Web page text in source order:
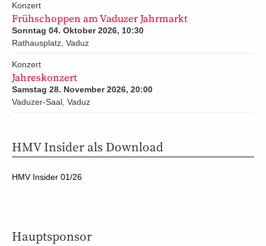
Konzert
Frühschoppen am Vaduzer Jahrmarkt
Sonntag 04. Oktober 2026, 10:30
Rathausplatz, Vaduz
Konzert
Jahreskonzert
Samstag 28. November 2026, 20:00
Vaduzer-Saal, Vaduz
HMV Insider als Download
HMV Insider 01/26
Hauptsponsor